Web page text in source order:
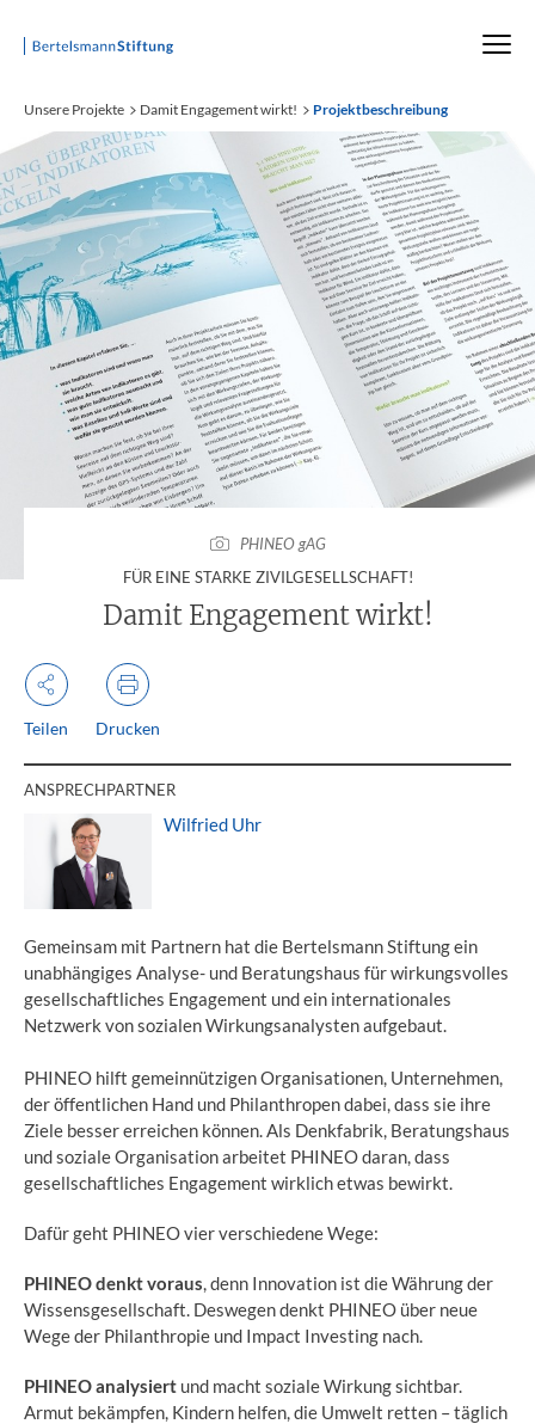
Startseite
Unsere Projekte Damit Engagement wirkt! Projektbeschreibung
PHINEO gAG
FÜR EINE STARKE ZIVILGESELLSCHAFT!:
Damit Engagement wirkt!
Teilen Drucken
ANSPRECHPARTNER
Wilfried Uhr
Gemeinsam mit Partnern hat die Bertelsmann Stiftung ein
unabhängiges Analyse- und Beratungshaus für wirkungsvolles
gesellschaftliches Engagement und ein internationales
Netzwerk von sozialen Wirkungsanalysten aufgebaut.
PHINEO hilft gemeinnützigen Organisationen, Unternehmen,
der öffentlichen Hand und Philanthropen dabei, dass sie ihre
Ziele besser erreichen können. Als Denkfabrik, Beratungshaus
und soziale Organisation arbeitet PHINEO daran, dass
gesellschaftliches Engagement wirklich etwas bewirkt.
Dafür geht PHINEO vier verschiedene Wege:
PHINEO denkt voraus, denn Innovation ist die Währung der
Wissensgesellschaft. Deswegen denkt PHINEO über neue
Wege der Philanthropie und Impact Investing nach.
PHINEO analysiert und macht soziale Wirkung sichtbar.
Armut bekämpfen, Kindern helfen, die Umwelt retten – täglich